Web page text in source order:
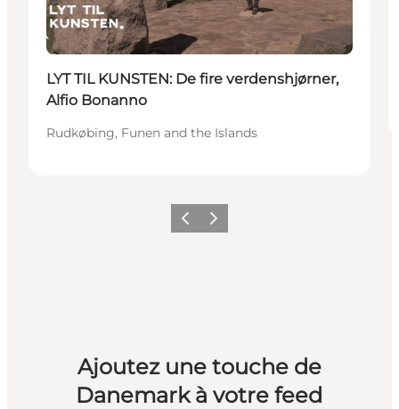
LYT TIL KUNSTEN: De fire verdenshjørner,
Alfio Bonanno
Rudkøbing, Funen and the Islands
PrécédentSuivant
Ajoutez une touche de
Danemark à votre feed